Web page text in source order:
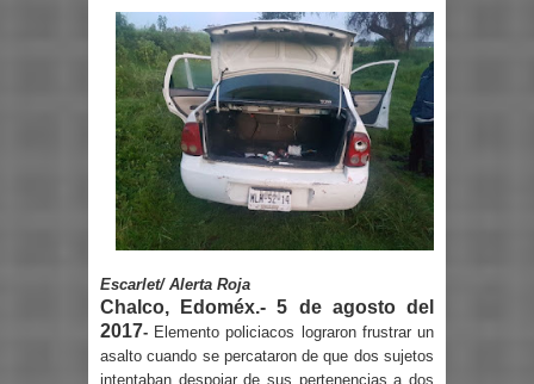
Escarlet/ Alerta Roja
Chalco, Edoméx.- 5 de agosto del
2017- Elemento policiacos lograron frustrar un
asalto cuando se percataron de que dos sujetos
intentaban despojar de sus pertenencias a dos